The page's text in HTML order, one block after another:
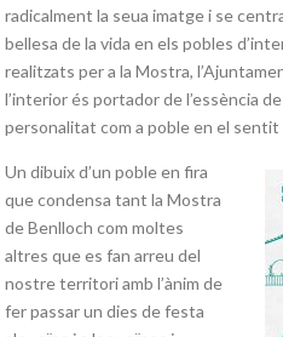
radicalment la seua imatge i se
bellesa de la vida en els pobles
realitzats per a la Mostra,
l’interior és portador de l’essència
personalitat com a poble en el sentit
Un dibuix d’un poble en fira
que condensa tant la Mostra
de Benlloch com moltes
altres que es fan arreu del
nostre territori amb l’ànim de
fer passar un dies de festa